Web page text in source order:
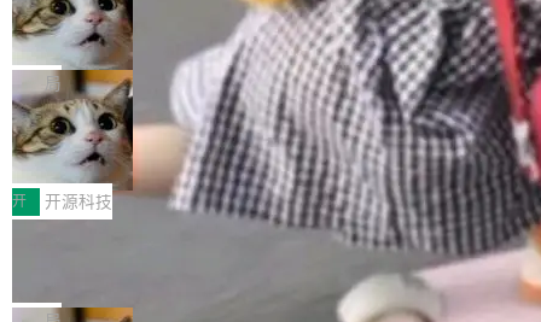
一是如何让大模型和智能体应用安全地从PoC走
向生产，二是如何让测试团队跟得上AI应用...
ean 表示是否可切换，nullable 的默认模式、浅
色方案、深色方案——会产生大量无意义的组
合。方案缺了、配置冲突了、全 null 了。要知道
哪些组合有效，作者说，你得靠"文档、校验、或
者部落知识"。 换个写法。Rust 的 enum，两个
变体：Switchable...
做，没什么新鲜的。 但 Kenton Varda 在 Twitte
r 上把事情说清楚了： 今天我们发布了 Cloudfla
re OS，一个带连接器的聊天机器人，跟其他所
有科技公司做的一样。只不过，实际上它不一
样。这是 Sandstorm.io 的重制版，我十年前的
那个创业公司。不同的是，这次它构建在 Cloudf
lare Workers 上——我花了九年时间搭建的平台
——并且深度集成了 AI。这基本上是我十年秘密
Deno 团队开源 Celld，可自托管的分
布式 Durable Objects
Ryan Dahl 领导的 Deno 团队推出了最新开源项
目 Celld，一个能在自己机器上运行 Cloudflare
Workers 和 Durable Objects 的守护进程。 设
计思路很直接：每个对象是一个独立的 SQLite
数据库，按名称寻址，复制到你自己的 S3 兼容
存储库里。节点之间只通过这个存储库协调——
没有控制平面，没有共识协议。每个对象自带一
个小型数据库，应用天然按分片构建，单个数据
库的竞争和爆炸半径问题在设计层面就被消除
了。 闲置的 cell 会休眠到几乎不占资源。当 cel
局
鲁大师7月新机性能/流畅/AI榜：vivo夺
性能、流畅双第一，三星Galaxy Z系列
新折叠缺席
2026年7月的手机市场，由于存储等硬件成本暴
增，手机厂商的日子也不好过啊，新机速度明显
放缓，因此硝烟味淡了许多。新机参数规格除开
Fold8 / Z Flip8）外，其余要么是中低端机器，
例如iQOO Z11i、REDMI Note 17、REDMI No
开 开源科技
Zed 编辑器团队发布了新项目——DeltaDB，一
个在 git commit 之间记录每一次编辑操作的版